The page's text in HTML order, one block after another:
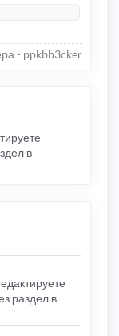
- ppkbb3cker
в
раздел в